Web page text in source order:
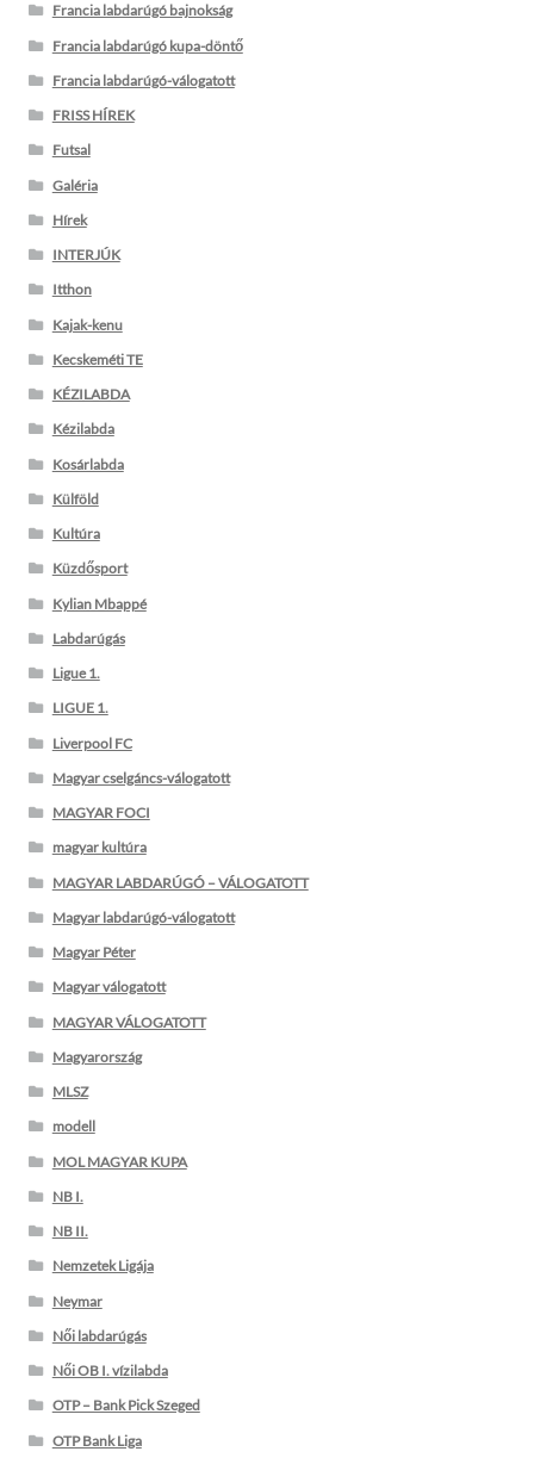
Francia labdarúgó bajnokság
Francia labdarúgó kupa-döntő
Francia labdarúgó-válogatott
FRISS HÍREK
Futsal
Galéria
Hírek
INTERJÚK
Itthon
Kajak-kenu
Kecskeméti TE
KÉZILABDA
Kézilabda
Kosárlabda
Külföld
Kultúra
Küzdősport
Kylian Mbappé
Labdarúgás
Ligue 1.
LIGUE 1.
Liverpool FC
Magyar cselgáncs-válogatott
MAGYAR FOCI
magyar kultúra
MAGYAR LABDARÚGÓ – VÁLOGATOTT
Magyar labdarúgó-válogatott
Magyar Péter
Magyar válogatott
MAGYAR VÁLOGATOTT
Magyarország
MLSZ
modell
MOL MAGYAR KUPA
NB I.
NB II.
Nemzetek Ligája
Neymar
Női labdarúgás
Női OB I. vízilabda
OTP – Bank Pick Szeged
OTP Bank Liga